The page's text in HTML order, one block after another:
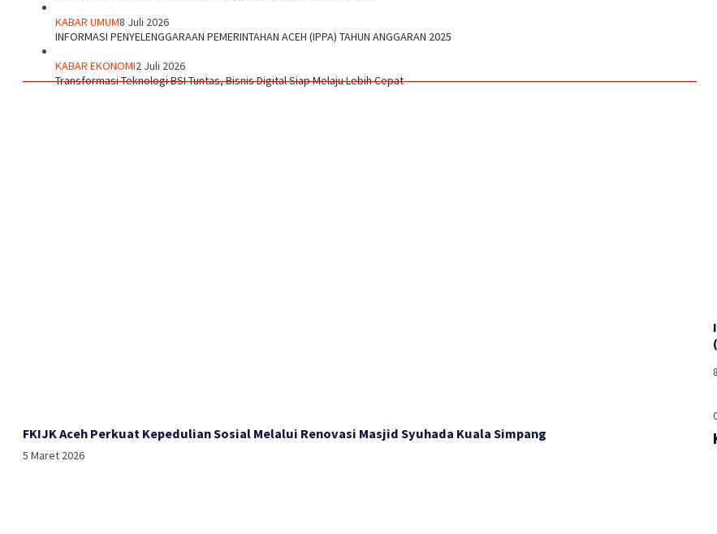
KABAR UMUM8 Juli 2026
INFORMASI PENYELENGGARAAN PEMERINTAHAN ACEH (IPPA) TAHUN ANGGARAN 2025
KABAR EKONOMI2 Juli 2026
Transformasi Teknologi BSI Tuntas, Bisnis Digital Siap Melaju Lebih Cepat
FKIJK Aceh Perkuat Kepedulian Sosial Melalui Renovasi Masjid Syuhada Kuala Simpang
5 Maret 2026